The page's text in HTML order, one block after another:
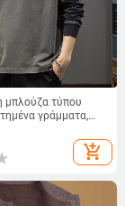
μπλούζα τύπου
γράμματα,
ραγκλαν μανίκια,
96%+ add_shopping_cart